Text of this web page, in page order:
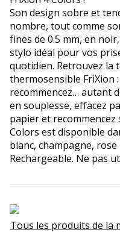
Son design sobre et
nombre, tout comme
fines de 0.5 mm, en
stylo idéal pour vos
quotidien. Retrouvez la
thermosensible FriXion
recommencez… autant
en souplesse, effacez
papier et recommencez
Colors est disponible
blanc, champagne, rose
Rechargeable. Ne pas
Tous les produits de la